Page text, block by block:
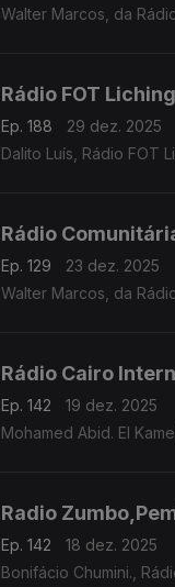
Walter Marcos, da
Rádio FOT
Ep. 188
29 dez. 2025
Dalito Luís, Rádio FOT
Rádio
Ep. 129
23 dez. 2025
Walter Marcos, da
Rádio Cairo
Ep. 142
19 dez. 2025
Mohamed Abid. El
Radio
Ep. 142
18 dez. 2025
Bonifácio Chumini.,